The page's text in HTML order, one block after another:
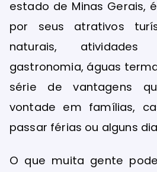
estado de Minas Gerais,
por seus atrativos
naturais,
gastronomia, águas
série de vantagens
vontade em famílias,
passar férias ou alguns
O que muita gente